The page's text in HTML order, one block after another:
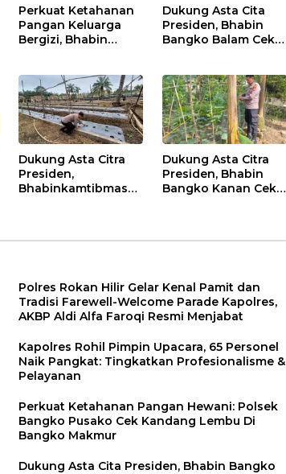
Perkuat Ketahanan
Pangan Keluarga
Bergizi, Bhabin
Warga
Dukung Asta Cita
Presiden, Bhabin
Bangko Balam Cek
Dukung Asta Citra
Presiden,
Bhabinkamtibmas
Dukung Asta Citra
Presiden, Bhabin
Bangko Kanan Cek
Polres Rokan Hilir Gelar Kenal Pamit dan
Tradisi Farewell-Welcome Parade Kapolres,
AKBP Aldi Alfa Faroqi Resmi Menjabat
Kapolres Rohil Pimpin Upacara, 65 Personel
Naik Pangkat: Tingkatkan Profesionalisme &
Pelayanan
Perkuat Ketahanan Pangan Hewani: Polsek
Bangko Pusako Cek Kandang Lembu Di
Bangko Makmur
Dukung Asta Cita Presiden, Bhabin Bangko